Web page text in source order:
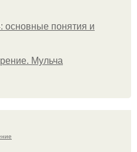
понятия и
Мульча